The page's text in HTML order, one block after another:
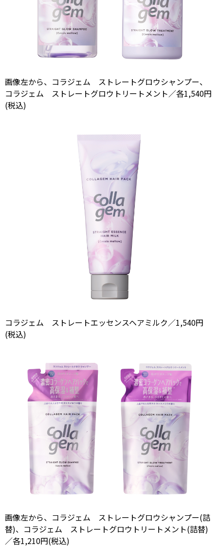
画像左から、コラジェム ストレートグロウシャンプー、
コラジェム ストレートグロウトリートメント／各1,540円
(税込)
コラジェム ストレートエッセンスヘアミルク／1,540円
(税込)
画像左から、コラジェム ストレートグロウシャンプー(詰
替)、コラジェム ストレートグロウトリートメント(詰替)
／各1,210円(税込)